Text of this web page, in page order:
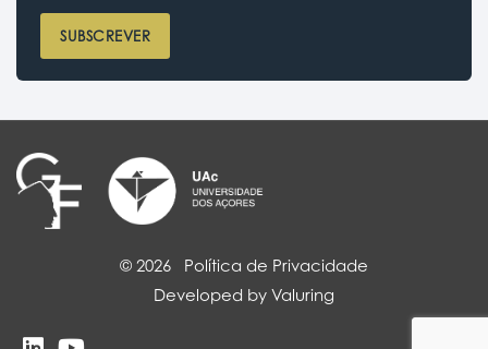
SUBSCREVER
© 2026 Política de Privacidade
Developed by Valuring